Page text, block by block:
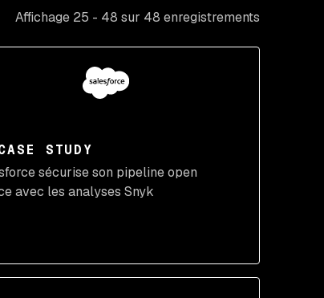
Affichage 25 - 48 sur 48 enregistrements
STUDY
sécurise son pipeline open
avec les analyses Snyk